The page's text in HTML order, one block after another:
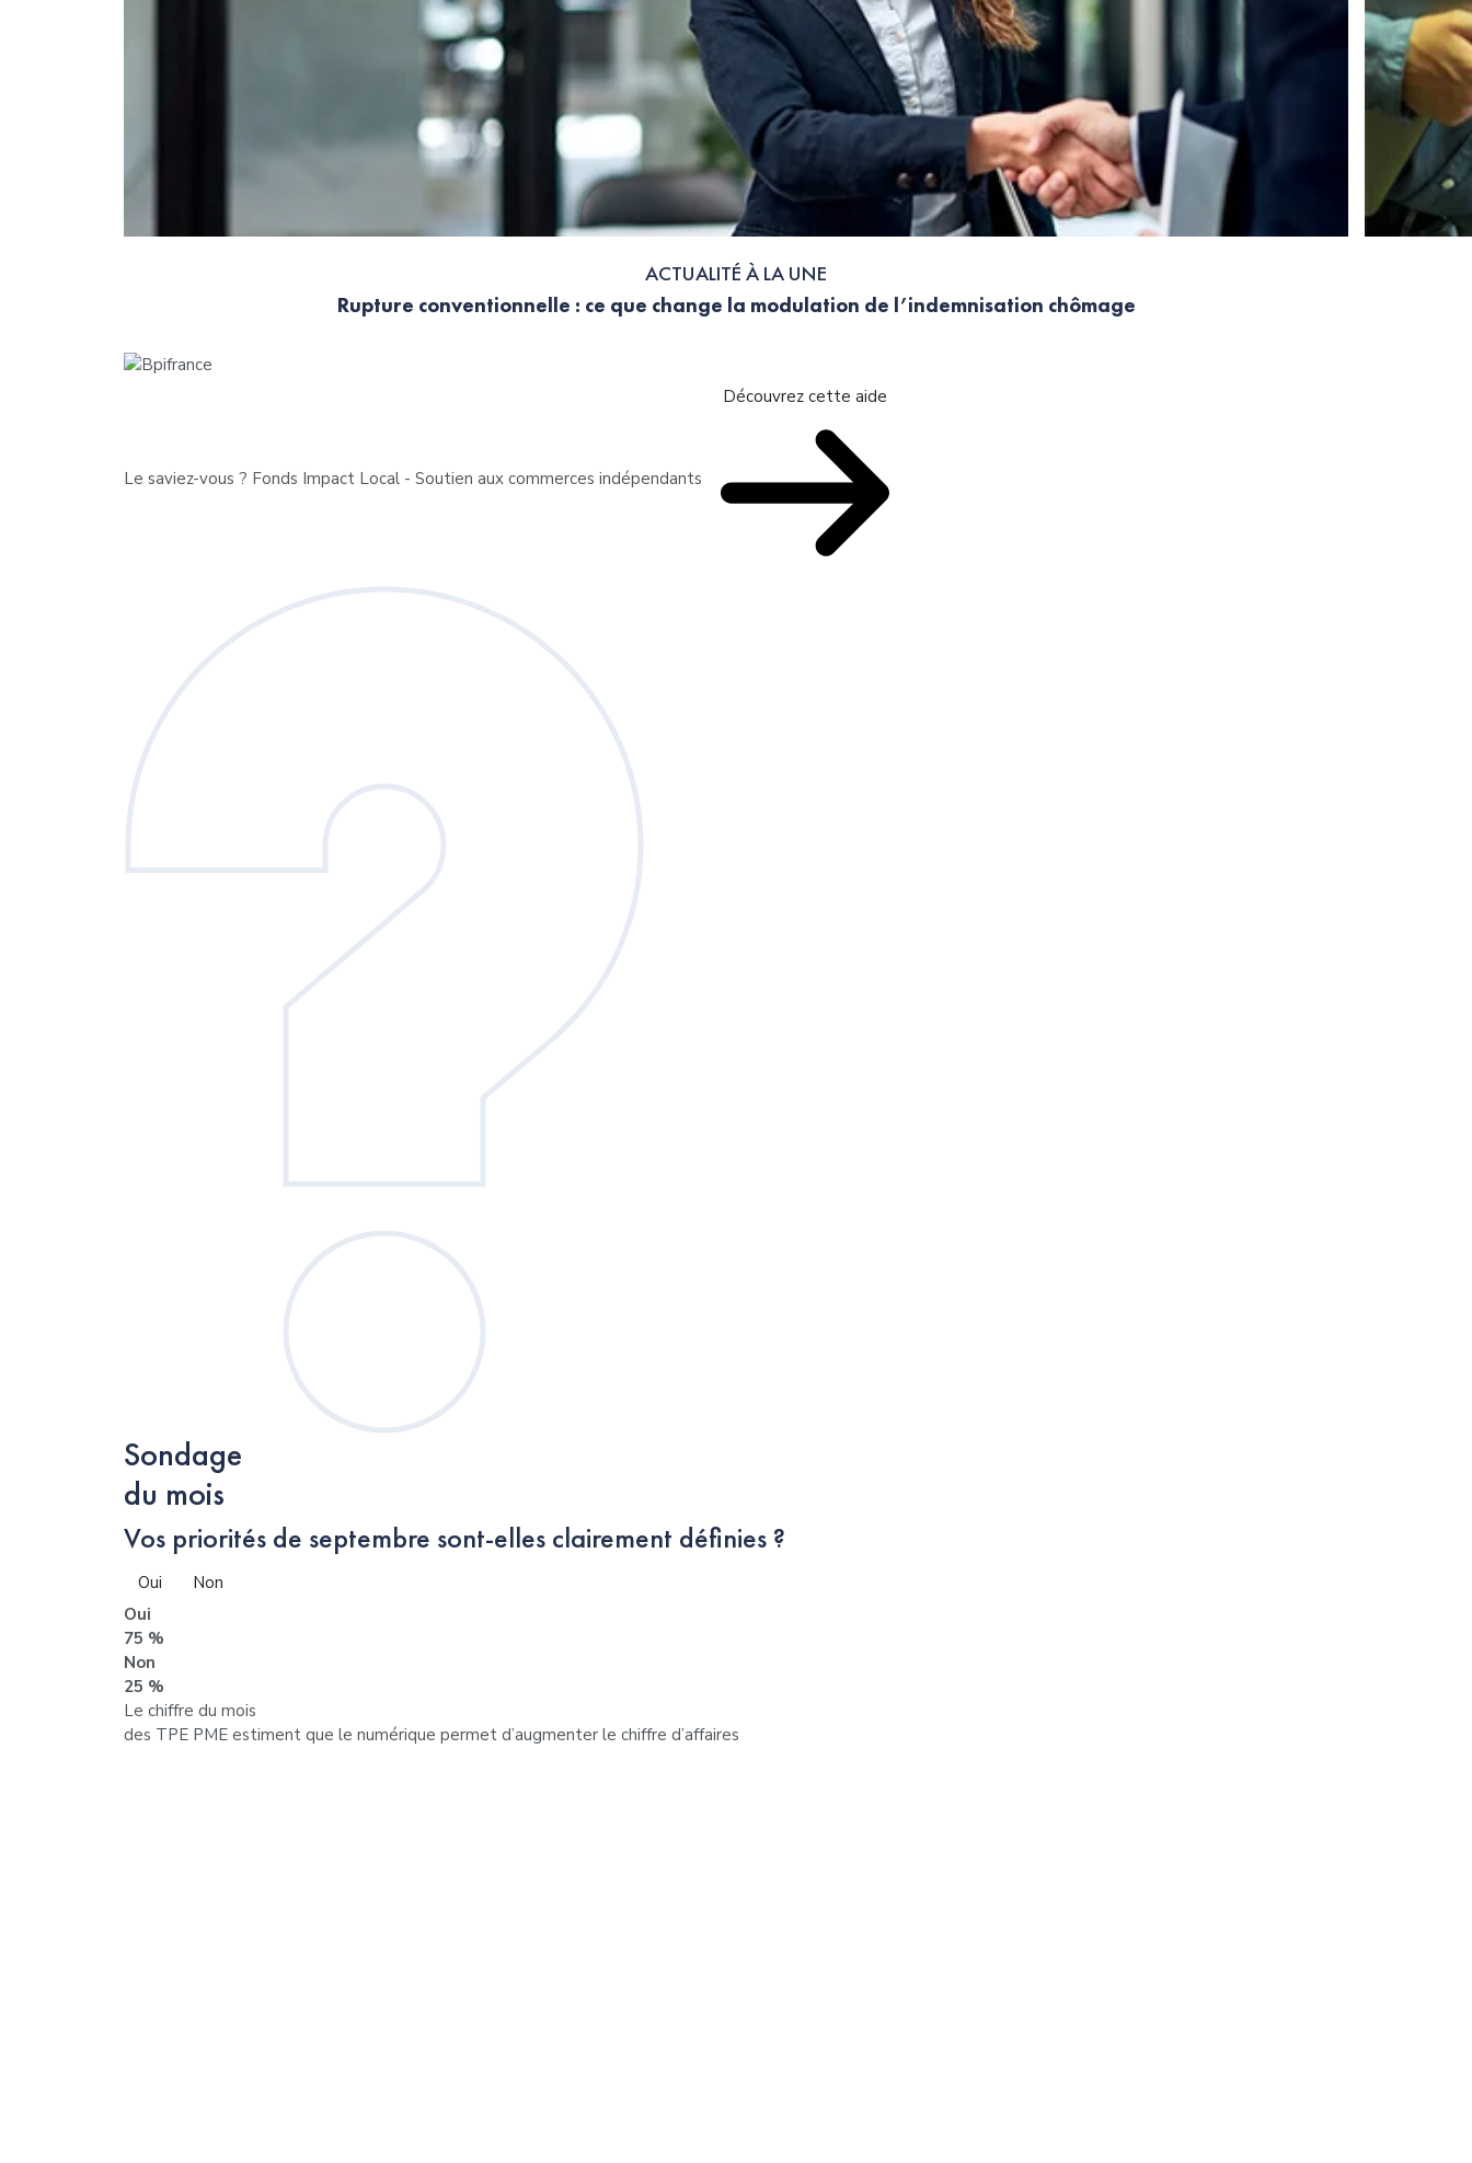
ACTUALITÉ À LA UNE
Rupture conventionnelle : ce que change la modulation de l’indemnisation chômage
Le saviez-vous ? Fonds Impact Local - Soutien aux commerces indépendants
Découvrez cette aide
Sondage
du mois
Vos priorités de septembre sont-elles clairement définies ?
Oui
Non
Oui
75 %
Non
25 %
Le chiffre du mois
des TPE PME estiment que le numérique permet d’augmenter le chiffre d’affaires